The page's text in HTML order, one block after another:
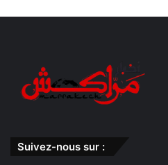
Suivez-nous sur :